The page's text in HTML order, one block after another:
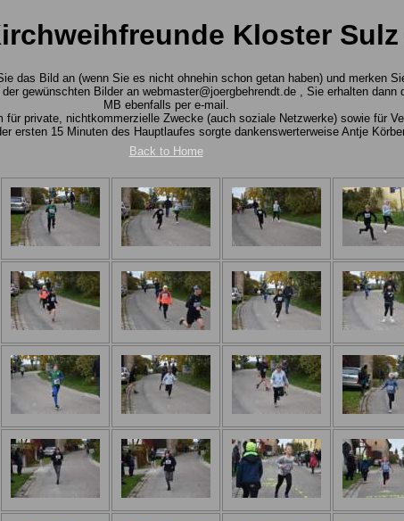
Kloster Sulz
das Bild an (wenn Sie es nicht ohnehin schon getan haben) und merken
gewünschten Bilder an webmaster@joergbehrendt.de , Sie erhalten
MB ebenfalls per e-mail.
für private, nichtkommerzielle Zwecke (auch soziale Netzwerke) sowie für
ersten 15 Minuten des Hauptlaufes sorgte dankenswerterweise Antje
Back to Home